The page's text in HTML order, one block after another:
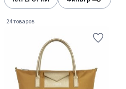
24 товаров